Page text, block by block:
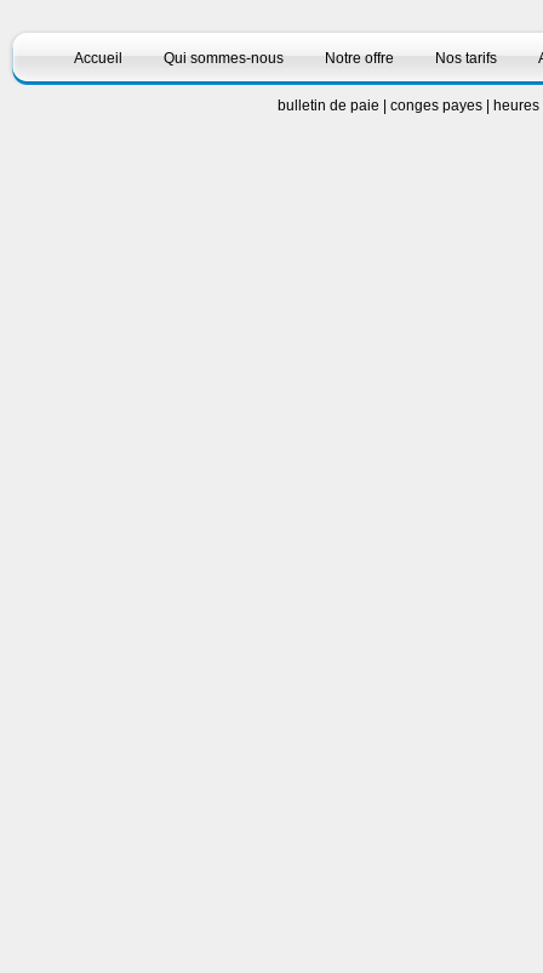
Accueil Qui sommes-nous Notre offre Nos tarifs
bulletin de paie conges payes